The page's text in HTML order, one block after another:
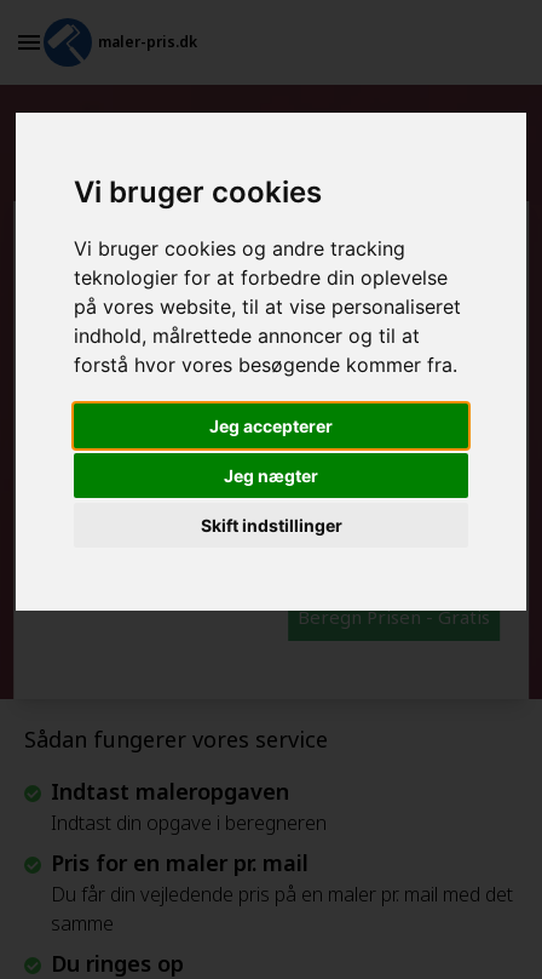
Vi bruger cookies
Vi bruger cookies og andre tracking
teknologier for at forbedre din oplevelse
på vores website, til at vise personaliseret
indhold, målrettede annoncer og til at
forstå hvor vores besøgende kommer fra.
Jeg accepterer
Jeg nægter
Skift indstillinger
maler-pris.dk
Sådan fungerer vores service
Indtast maleropgaven
Indtast din opgave i beregneren
Pris for en maler pr. mail
Du får din vejledende pris på en maler pr. mail med det
samme
Du ringes op
Beregn prisen her
MALEROPGAVER - INDVENDIGT:
MALEROPGAVER - UDVENDIGT:
FRAFLYTNINGSPAKKE:
Beregn Prisen - Gratis